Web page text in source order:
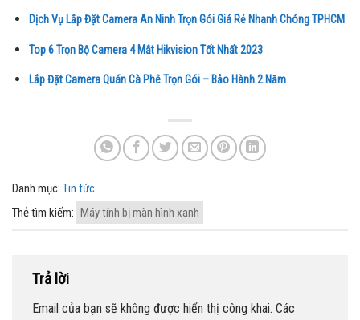
Dịch Vụ Lắp Đặt Camera An Ninh Trọn Gói Giá Rẻ Nhanh Chóng TPHCM
Top 6 Trọn Bộ Camera 4 Mắt Hikvision Tốt Nhất 2023
Lắp Đặt Camera Quán Cà Phê Trọn Gói – Bảo Hành 2 Năm
Danh mục: Tin tức
Thẻ tìm kiếm: Máy tính bị màn hình xanh
Trả lời
Email của bạn sẽ không được hiển thị công khai. Các